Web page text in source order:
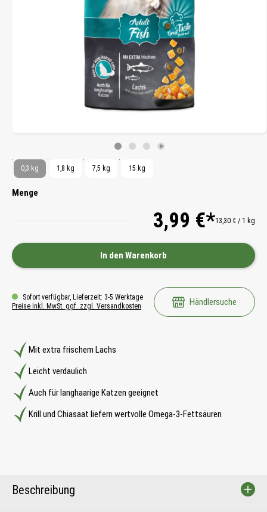
Mit extra frischem Lachs
Leicht verdaulich
Auch für langhaarige Katzen geeignet
Krill und Chiasaat liefern wertvolle Omega-3-Fettsäuren
0,3 kg 1,8 kg 7,5 kg 15 kg
Menge
3,99 €*13,30 € / 1 kg
In den Warenkorb
Sofort verfügbar, Lieferzeit: 3-5 Werktage
Preise inkl. MwSt. ggf. zzgl. Versandkosten
Händlersuche
Beschreibung